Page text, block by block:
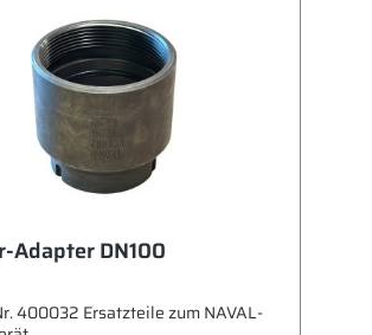
Adapter DN100
400032 Ersatzteile zum NAVAL-